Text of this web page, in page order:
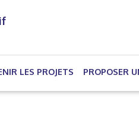
LES PROJETS PROPOSER